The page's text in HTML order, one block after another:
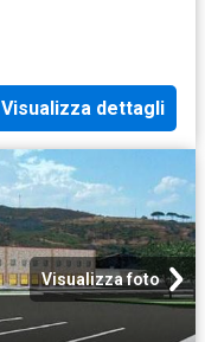
Visualizza dettagli
Visualizza foto